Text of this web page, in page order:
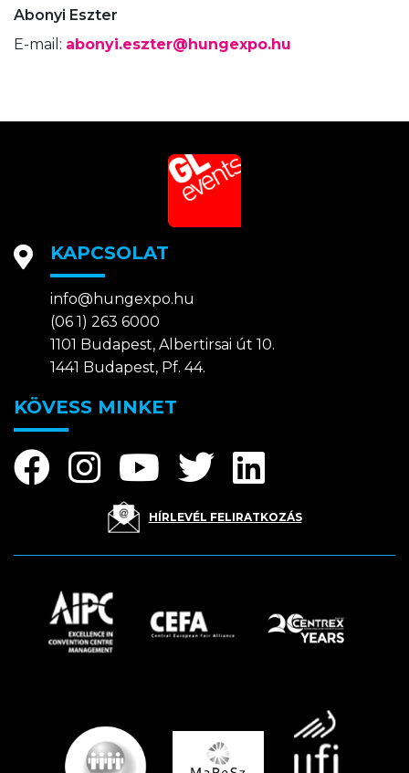
Abonyi Eszter
E-mail: abonyi.eszter@hungexpo.hu
KAPCSOLAT
info@hungexpo.hu
(06 1) 263 6000
1101 Budapest, Albertirsai út 10.
1441 Budapest, Pf. 44.
KÖVESS MINKET
HÍRLEVÉL FELIRATKOZÁS